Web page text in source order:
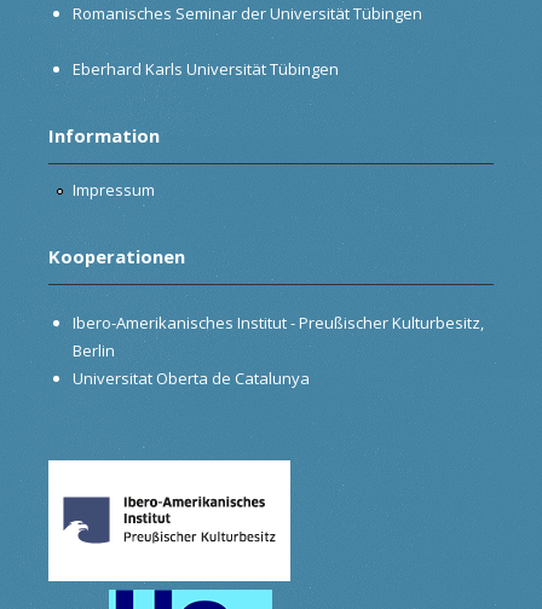
Romanisches Seminar der Universität Tübingen
Eberhard Karls Universität Tübingen
Information
Impressum
Kooperationen
Ibero-Amerikanisches Institut - Preußischer Kulturbesitz,
Berlin
Universitat Oberta de Catalunya